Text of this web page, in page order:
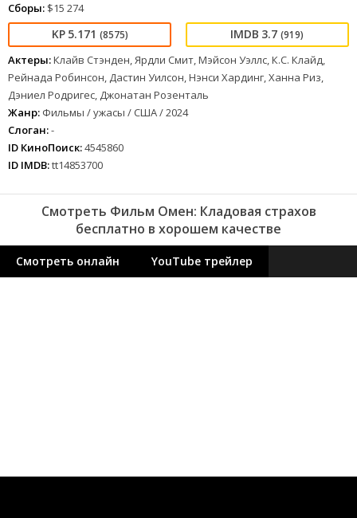
Сборы: $15 274
5.171 (8575) 3.7 (919)
Актеры:Клайв Стэнден, Ярдли Смит, Мэйсон Уэллс, К.С. Клайд,
Рейнада Робинсон, Дастин Уилсон, Нэнси Хардинг, Ханна Риз,
Дэниел Родригес, Джонатан Розенталь
Жанр: Фильмы / ужасы / США / 2024
Слоган:-
ID КиноПоиск:4545860
ID IMDB:tt14853700
Смотреть Фильм Омен: Кладовая страхов
бесплатно в хорошем качестве
Смотреть онлайн YouTube трейлер